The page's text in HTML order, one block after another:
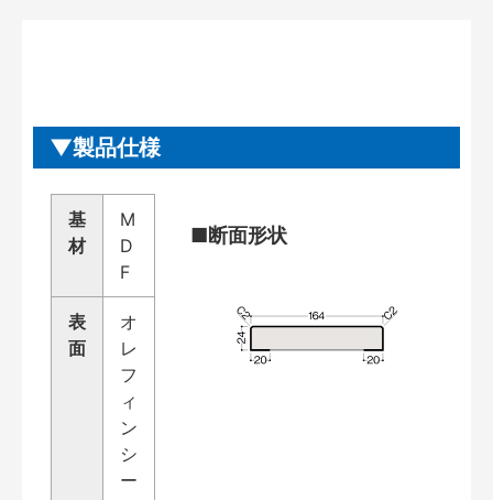
製品仕様
基
材
M
D
F
表
面
オ
レ
フ
ィ
ン
シ
ー
■断面形状